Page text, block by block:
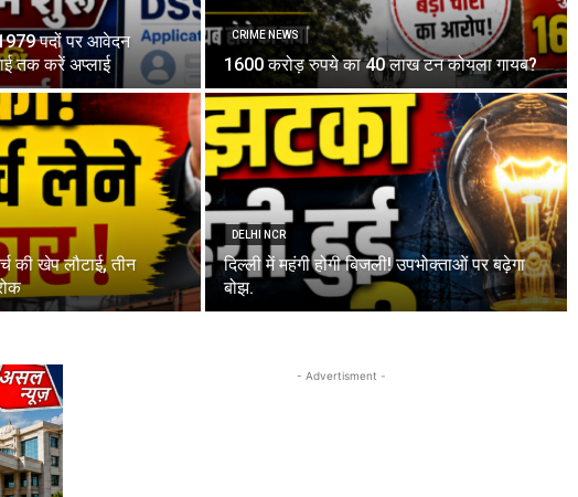
पदों पर आवेदन
तक करें अप्लाई
CRIME NEWS
1600 करोड़ रुपये का 40 लाख टन कोयला गायब?
की खेप लौटाई, तीन
DELHI NCR
दिल्ली में महंगी होगी बिजली! उपभोक्ताओं पर बढ़ेगा
बोझ.
- Advertisment -